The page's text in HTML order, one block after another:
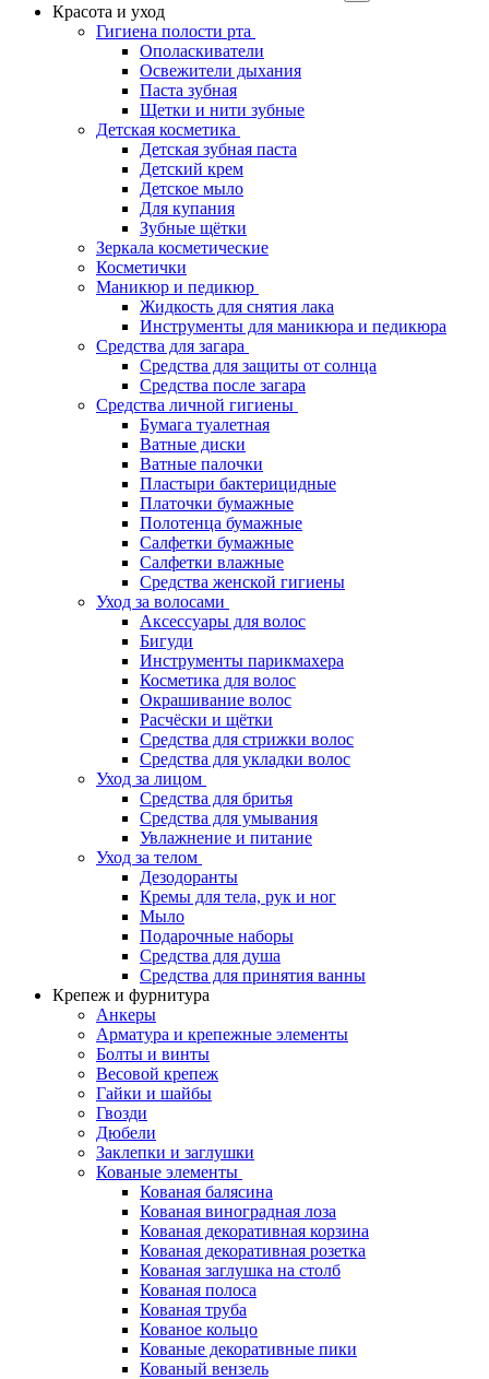
Красота и уход
Гигиена полости рта
Ополаскиватели
Освежители дыхания
Паста зубная
Щетки и нити зубные
Детская косметика
Детская зубная паста
Детский крем
Детское мыло
Для купания
Зубные щётки
Зеркала косметические
Косметички
Маникюр и педикюр
Жидкость для снятия лака
Инструменты для маникюра и педикюра
Средства для загара
Средства для защиты от солнца
Средства после загара
Средства личной гигиены
Бумага туалетная
Ватные диски
Ватные палочки
Пластыри бактерицидные
Платочки бумажные
Полотенца бумажные
Салфетки бумажные
Салфетки влажные
Средства женской гигиены
Уход за волосами
Аксессуары для волос
Бигуди
Инструменты парикмахера
Косметика для волос
Окрашивание волос
Расчёски и щётки
Средства для стрижки волос
Средства для укладки волос
Уход за лицом
Средства для бритья
Средства для умывания
Увлажнение и питание
Уход за телом
Дезодоранты
Кремы для тела, рук и ног
Мыло
Подарочные наборы
Средства для душа
Средства для принятия ванны
Крепеж и фурнитура
Анкеры
Арматура и крепежные элементы
Болты и винты
Весовой крепеж
Гайки и шайбы
Гвозди
Дюбели
Заклепки и заглушки
Кованые элементы
Кованая балясина
Кованая виноградная лоза
Кованая декоративная корзина
Кованая декоративная розетка
Кованая заглушка на столб
Кованая полоса
Кованая труба
Кованое кольцо
Кованые декоративные пики
Кованый вензель